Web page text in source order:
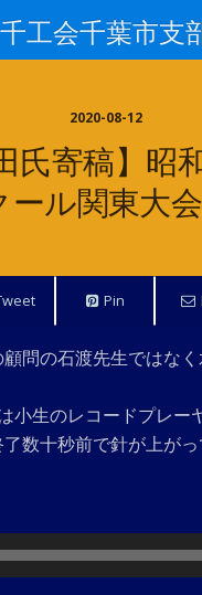
千工会千葉市支
2020-08-12
田氏寄稿】昭
ル関東大会
Pin
問の石渡先生ではな
小生のレコードプレー
数十秒前で針が上が